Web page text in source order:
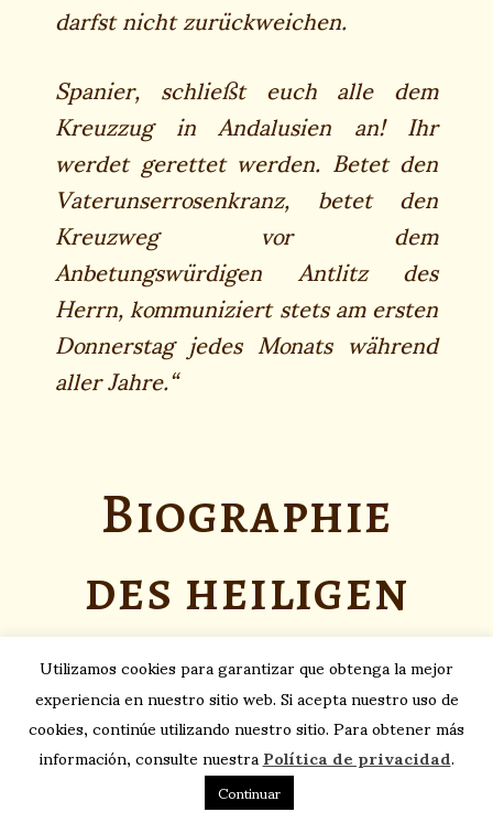
darfst nicht zurückweichen.
Spanier, schließt euch alle dem
Kreuzzug in Andalusien an! Ihr
werdet gerettet werden. Betet den
Vaterunserrosenkranz, betet den
Kreuzweg vor dem
Anbetungswürdigen Antlitz des
Herrn, kommuniziert stets am ersten
Donnerstag jedes Monats während
aller Jahre.“
Biographie
des heiligen
Dominikus
von Guzmán
6. August
Utilizamos cookies para garantizar que obtenga la mejor
experiencia en nuestro sitio web. Si acepta nuestro uso de
cookies, continúe utilizando nuestro sitio. Para obtener más
información, consulte nuestraPolítica de privacidad.
Continuar